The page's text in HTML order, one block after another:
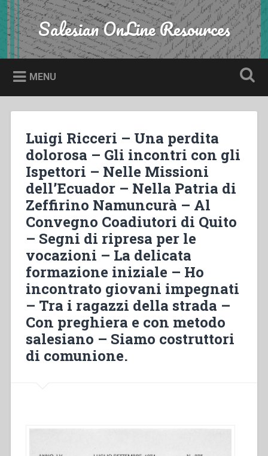
Skip
to
content
Search Salesian OnLine Resources
MENU
Luigi Ricceri – Una perdita
dolorosa – Gli incontri con gli
Ispettori – Nelle Missioni
dell’Ecuador – Nella Patria di
Zeffirino Namuncurà – Al
Convegno Coadiutori di Quito
– Segni di ripresa per le
vocazioni – La delicata
formazione iniziale – Ho
incontrato giovani impegnati
– Tra i ragazzi della strada –
Con preghiera e con metodo
salesiano – Siamo costruttori
di comunione.